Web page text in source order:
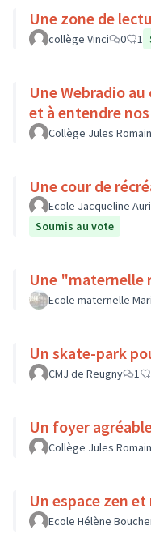
Une zone de
collège Vinci 0 1
Une Webradio
et à entendre
Collège Jules
Une cour de
Ecole Jacqueline
Soumis au vote
Une "maternelle
Ecole maternelle
Un skate-park
CMJ de Reugny 1
Un foyer
Collège Jules
Un espace zen
Ecole Hélène